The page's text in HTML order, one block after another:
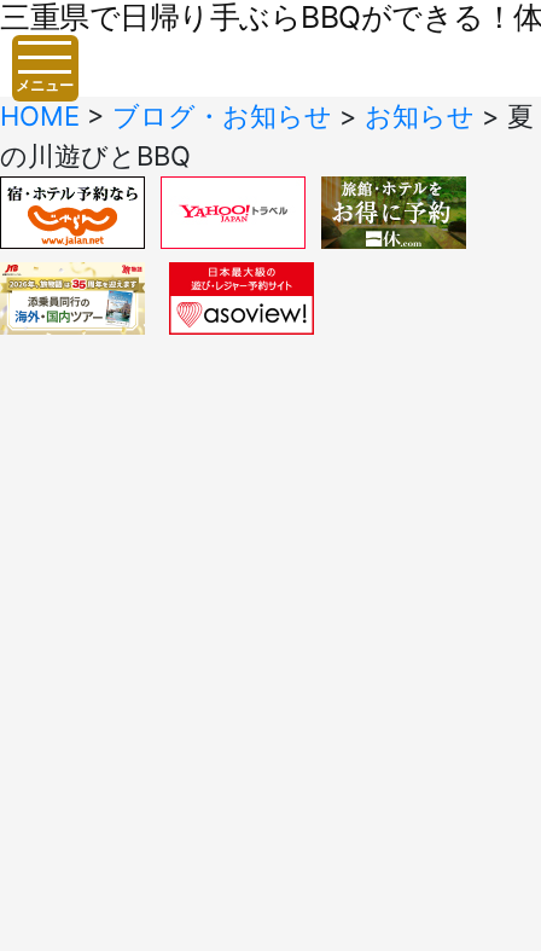
三重県で日帰り手ぶらBBQができる！
メニュー
HOME > ブログ・お知らせ > お知らせ > 夏
の川遊びとBBQ